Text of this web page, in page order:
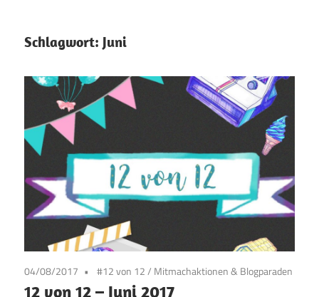
Mein
Food-
Travelblog
Schlagwort: Juni
04/08/2017 #12 von 12/ Mitmachaktionen & Blogparaden
12 von 12 – Juni 2017